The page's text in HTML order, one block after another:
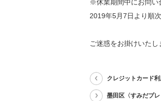
※休業期間中にお問い
2019年5月7日より順
ご迷惑をお掛けいた
クレジットカード
墨田区〈すみだプレ